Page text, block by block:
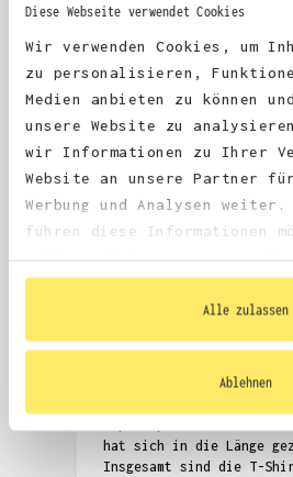
Diese Webseite verwendet Cookies
Wir verwenden Cookies, um
zu personalisieren,
Medien anbieten zu können
unsere Website zu
wir Informationen zu Ihrer
Website an unsere Partner
Werbung und Analysen
führen diese Informationen
bereitgestellt haben oder die
Ihrer Nutzung der Dienste
Alle zulassen
Ablehnen
KUNDEN
Excellent
4.68 average
1,981 reviews
Die Kommunikation zur
hat sich in die Länge
Insgesamt sind die T-